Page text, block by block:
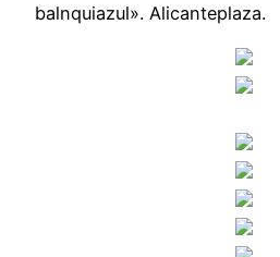
balnquiazul». Alicanteplaza.